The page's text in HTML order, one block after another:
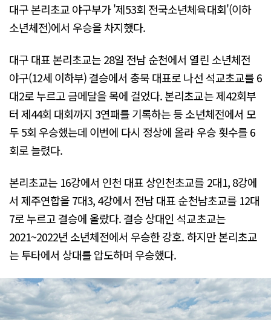
대구 본리초교 야구부가 '제53회 전국소년체육대회'(이하
소년체전)에서 우승을 차지했다.
대구 대표 본리초교는 28일 전남 순천에서 열린 소년체전
야구(12세 이하부) 결승에서 충북 대표로 나선 석교초교를 6
대2로 누르고 금메달을 목에 걸었다. 본리초교는 제42회부
터 제44회 대회까지 3연패를 기록하는 등 소년체전에서 모
두 5회 우승했는데 이번에 다시 정상에 올라 우승 횟수를 6
회로 늘렸다.
본리초교는 16강에서 인천 대표 상인천초교를 2대1, 8강에
서 제주연합을 7대3, 4강에서 전남 대표 순천남초교를 12대
7로 누르고 결승에 올랐다. 결승 상대인 석교초교는
2021~2022년 소년체전에서 우승한 강호. 하지만 본리초교
는 투타에서 상대를 압도하며 우승했다.